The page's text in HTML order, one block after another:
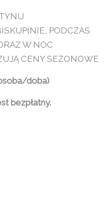
PODCZAS
W NOC
CENY SEZONOWE
doba)
bezpłatny.